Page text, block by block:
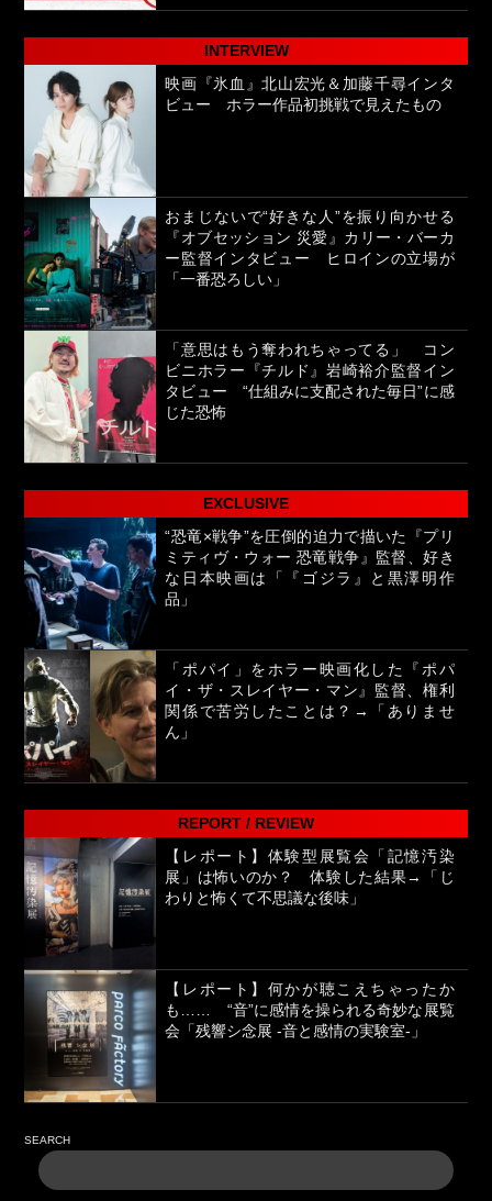
INTERVIEW
映画『氷血』北山宏光＆加藤千尋インタ
ビュー ホラー作品初挑戦で見えたもの
おまじないで“好きな人”を振り向かせる
『オブセッション 災愛』カリー・バーカ
ー監督インタビュー ヒロインの立場が
「一番恐ろしい」
「意思はもう奪われちゃってる」 コン
ビニホラー『チルド』岩崎裕介監督イン
タビュー “仕組みに支配された毎日”に感
じた恐怖
EXCLUSIVE
“恐竜×戦争”を圧倒的迫力で描いた『プリ
ミティヴ・ウォー 恐竜戦争』監督、好き
な日本映画は「『ゴジラ』と黒澤明作
品」
「ポパイ」をホラー映画化した『ポパ
イ・ザ・スレイヤー・マン』監督、権利
関係で苦労したことは？→「ありませ
ん」
REPORT / REVIEW
【レポート】体験型展覧会「記憶汚染
展」は怖いのか？ 体験した結果→「じ
わりと怖くて不思議な後味」
【レポート】何かが聴こえちゃったか
も…… “音”に感情を操られる奇妙な展覧
会「残響シ念展 -⾳と感情の実験室-」
SEARCH